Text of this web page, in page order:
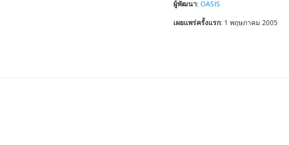
ผู้พัฒนา: OASIS
เผยแพร่ครั้งแรก: 1 พฤษภาคม 2005